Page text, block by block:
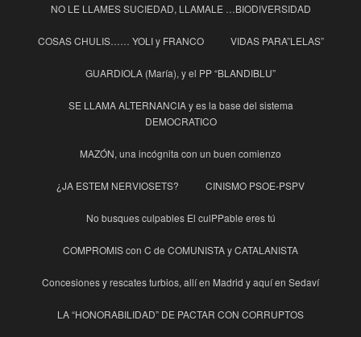
NO LE LLAMES SUCIEDAD, LLAMALE …BIODIVERSIDAD
COSAS CHULIS…… YOLI y FRANCO VIDAS PARA”LELAS”
GUARDIOLA (María), y el PP “BLANDIBLU”
SE LLAMA ALTERNANCIA y es la base del sistema
DEMOCRATICO
MAZÓN, una incógnita con un buen comienzo
¿JA ESTEM NERVIOSETS? CINISMO PSOE-PSPV
No busques culpables El culPPable eres tú
COMPROMIS con C de COMUNISTA y CATALANISTA
Concesiones y rescates turbios, allí en Madrid y aquí en Sedaví
LA “HONORABILIDAD” DE PACTAR CON CORRUPTOS